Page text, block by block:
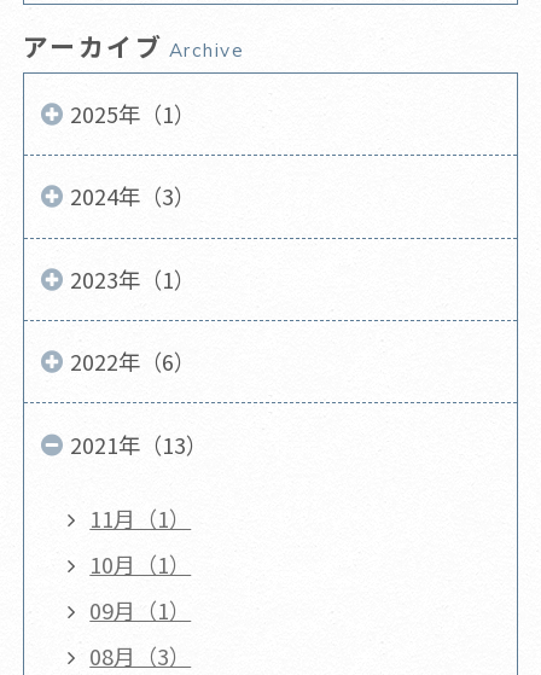
アーカイブ Archive
2025年（1）
2024年（3）
2023年（1）
2022年（6）
2021年（13）
11月（1）
10月（1）
09月（1）
08月（3）